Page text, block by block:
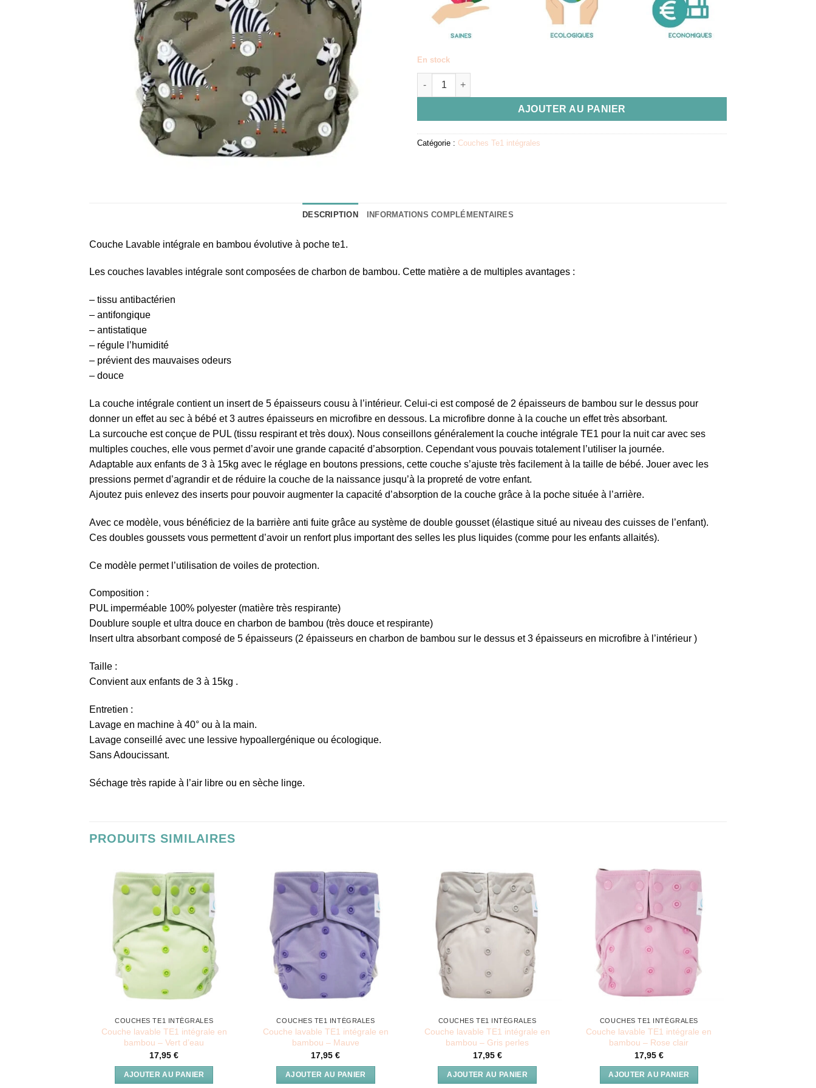
En stock
quantité de Couche lavable TE1 intégrale en bambou – Léo le zèbre
AJOUTER AU PANIER
Catégorie : Couches Te1 intégrales
DESCRIPTION INFORMATIONS COMPLÉMENTAIRES
Couche Lavable intégrale en bambou évolutive à poche te1.
Les couches lavables intégrale sont composées de charbon de bambou. Cette matière a de multiples avantages :
– tissu antibactérien
– antifongique
– antistatique
– régule l’humidité
– prévient des mauvaises odeurs
– douce
La couche intégrale contient un insert de 5 épaisseurs cousu à l’intérieur. Celui-ci est composé de 2 épaisseurs de bambou sur le dessus pour
donner un effet au sec à bébé et 3 autres épaisseurs en microfibre en dessous. La microfibre donne à la couche un effet très absorbant.
La surcouche est conçue de PUL (tissu respirant et très doux). Nous conseillons généralement la couche intégrale TE1 pour la nuit car avec ses
multiples couches, elle vous permet d’avoir une grande capacité d’absorption. Cependant vous pouvais totalement l’utiliser la journée.
Adaptable aux enfants de 3 à 15kg avec le réglage en boutons pressions, cette couche s’ajuste très facilement à la taille de bébé. Jouer avec les
pressions permet d’agrandir et de réduire la couche de la naissance jusqu’à la propreté de votre enfant.
Ajoutez puis enlevez des inserts pour pouvoir augmenter la capacité d’absorption de la couche grâce à la poche située à l’arrière.
Avec ce modèle, vous bénéficiez de la barrière anti fuite grâce au système de double gousset (élastique situé au niveau des cuisses de l’enfant).
Ces doubles goussets vous permettent d’avoir un renfort plus important des selles les plus liquides (comme pour les enfants allaités).
Ce modèle permet l’utilisation de voiles de protection.
Composition :
PUL imperméable 100% polyester (matière très respirante)
Doublure souple et ultra douce en charbon de bambou (très douce et respirante)
Insert ultra absorbant composé de 5 épaisseurs (2 épaisseurs en charbon de bambou sur le dessus et 3 épaisseurs en microfibre à l’intérieur )
Taille :
Convient aux enfants de 3 à 15kg .
Entretien :
Lavage en machine à 40° ou à la main.
Lavage conseillé avec une lessive hypoallergénique ou écologique.
Sans Adoucissant.
Séchage très rapide à l’air libre ou en sèche linge.
PRODUITS SIMILAIRES
COUCHES TE1 INTÉGRALES
Couche lavable TE1 intégrale en
bambou – Vert d’eau
17,95€
AJOUTER AU PANIER
COUCHES TE1 INTÉGRALES
Couche lavable TE1 intégrale en
bambou – Mauve
17,95€
AJOUTER AU PANIER
COUCHES TE1 INTÉGRALES
Couche lavable TE1 intégrale en
bambou – Gris perles
17,95 €
AJOUTER AU PANIER
COUCHES TE1 INTÉGRALES
Couche lavable TE1 intégrale en
bambou – Rose clair
17,95 €
AJOUTER AU PANIER